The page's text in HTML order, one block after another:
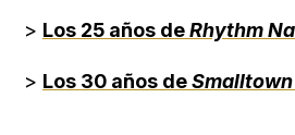
> Los 25 años deRhythm
> Los 30 años de